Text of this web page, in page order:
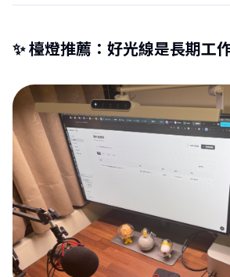
✨ 檯燈推薦：好光線是長期工